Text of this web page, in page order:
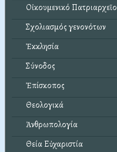
Οἰκουμενικό Πατριαρχεῖο
Σχολιασμός γενονότων
Ἐκκλησία
Σύνοδος
Ἐπίσκοπος
Θεολογικά
Ἀνθρωπολογία
Θεία Εὐχαριστία